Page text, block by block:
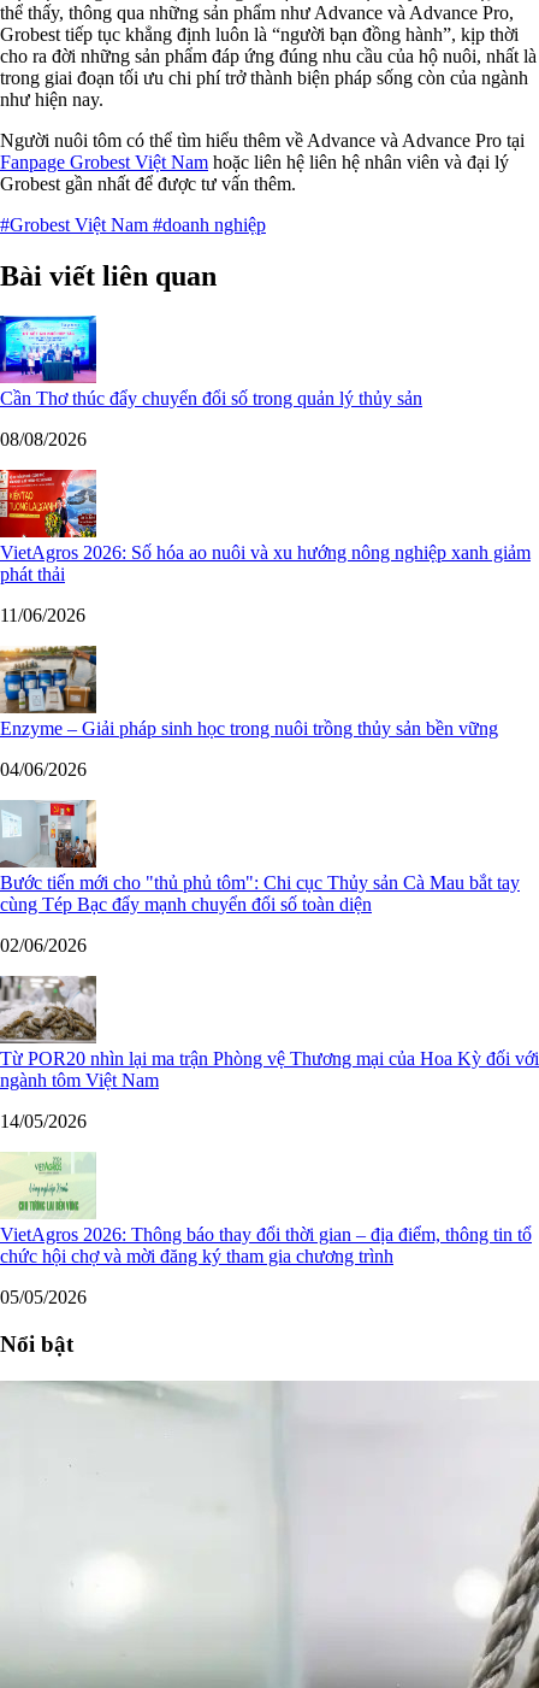
thể thấy, thông qua những sản phẩm như Advance và Advance Pro,
Grobest tiếp tục khẳng định luôn là “người bạn đồng hành”, kịp thời
cho ra đời những sản phẩm đáp ứng đúng nhu cầu của hộ nuôi, nhất là
trong giai đoạn tối ưu chi phí trở thành biện pháp sống còn của ngành
như hiện nay.
Người nuôi tôm có thể tìm hiểu thêm về Advance và Advance Pro tại
Fanpage Grobest Việt Nam hoặc liên hệ liên hệ nhân viên và đại lý
Grobest gần nhất để được tư vấn thêm.
#Grobest Việt Nam #doanh nghiệp
Bài viết liên quan
Cần Thơ thúc đẩy chuyển đổi số trong quản lý thủy sản
08/08/2026
VietAgros 2026: Số hóa ao nuôi và xu hướng nông nghiệp xanh giảm
phát thải
11/06/2026
Enzyme – Giải pháp sinh học trong nuôi trồng thủy sản bền vững
04/06/2026
Bước tiến mới cho "thủ phủ tôm": Chi cục Thủy sản Cà Mau bắt tay
cùng Tép Bạc đẩy mạnh chuyển đổi số toàn diện
02/06/2026
Từ POR20 nhìn lại ma trận Phòng vệ Thương mại của Hoa Kỳ đối với
ngành tôm Việt Nam
14/05/2026
VietAgros 2026: Thông báo thay đổi thời gian – địa điểm, thông tin tổ
chức hội chợ và mời đăng ký tham gia chương trình
05/05/2026
Nổi bật